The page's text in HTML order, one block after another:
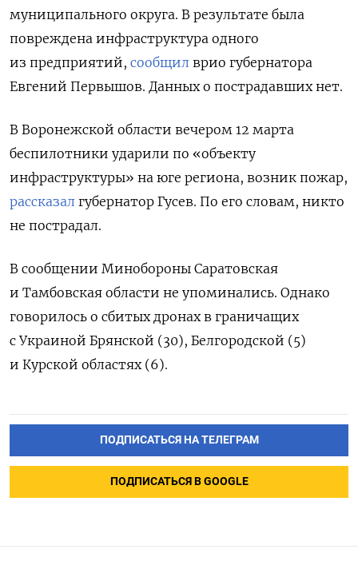
муниципального округа. В результате была
повреждена инфраструктура одного
из предприятий, сообщил врио губернатора
Евгений Первышов. Данных о пострадавших нет.
В Воронежской области вечером 12 марта
беспилотники ударили по «объекту
инфраструктуры» на юге региона, возник пожар,
рассказал губернатор Гусев. По его словам, никто
не пострадал.
В сообщении Минобороны Саратовская
и Тамбовская области не упоминались. Однако
говорилось о сбитых дронах в граничащих
с Украиной Брянской (30), Белгородской (5)
и Курской областях (6).
ПОДПИСАТЬСЯ НА ТЕЛЕГРАМ
ПОДПИСАТЬСЯ В GOOGLE